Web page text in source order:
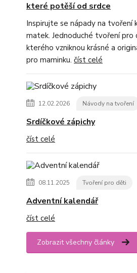
které potěší od srdce
Inspirujte se nápady na tvoření
matek. Jednoduché tvoření pro
kterého vzniknou krásné a
pro maminku. číst celé
12.02.2026 Návody na tvoření
Srdíčkové zápichy
číst celé
08.11.2025 Tvoření pro děti
Adventní kalendář
číst celé
Zobrazit všechny články